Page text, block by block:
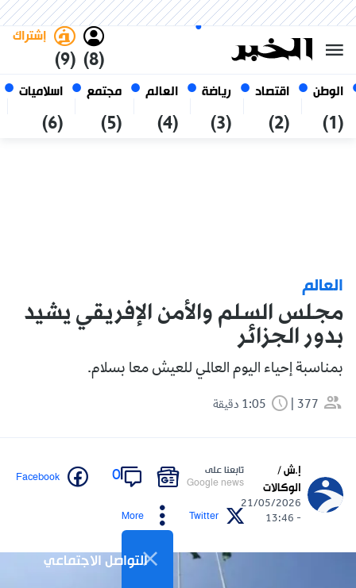
الوطن
(1)
اقتصاد
(2)
رياضة
(3)
العالم
(4)
مجتمع
(5)
اسلاميات
(6)
(8)
إشتراك
(9)
أغسطس 2026
الجزائر
العالم
مجلس السلم والأمن الإفريقي يشيد
بدور الجزائر
بمناسبة إحياء اليوم العالمي للعيش معا بسلام.
377
إ.ش /
الوكالات
21/05/2026
- 13:46
تابعنا على
Google news
0
Facebook
Twitter
More
التواصل الاجتماعي